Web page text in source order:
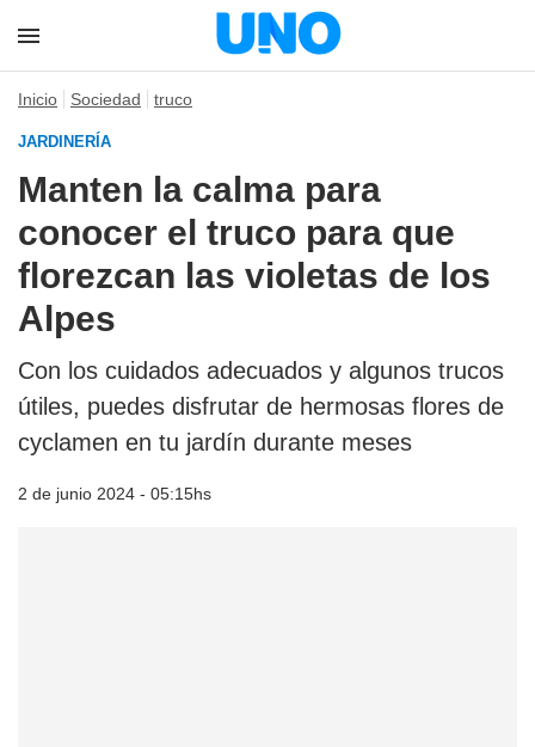
Inicio Sociedad truco
JARDINERÍA
Manten la calma para
conocer el truco para que
florezcan las violetas de los
Alpes
Con los cuidados adecuados y algunos trucos
útiles, puedes disfrutar de hermosas flores de
cyclamen en tu jardín durante meses
2 de junio 2024 - 05:15hs